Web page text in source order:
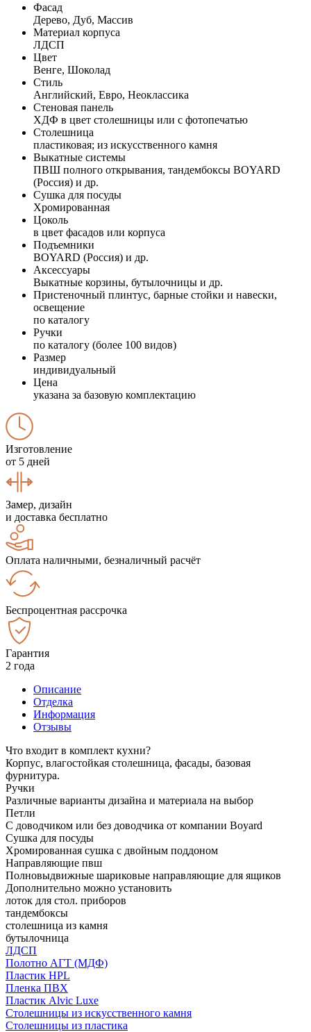
Фасад
Дерево, Дуб, Массив
Материал корпуса
ЛДСП
Цвет
Венге, Шоколад
Стиль
Английский, Евро, Неоклассика
Стеновая панель
ХДФ в цвет столешницы или с фотопечатью
Столешница
пластиковая; из искусственного камня
Выкатные системы
ПВШ полного открывания, тандембоксы BOYARD
(Россия) и др.
Сушка для посуды
Хромированная
Цоколь
в цвет фасадов или корпуса
Подъемники
BOYARD (Россия) и др.
Аксессуары
Выкатные корзины, бутылочницы и др.
Пристеночный плинтус, барные стойки и навески,
освещение
по каталогу
Ручки
по каталогу (более 100 видов)
Размер
индивидуальный
Цена
указана за базовую комплектацию
Изготовление
от 5 дней
Замер, дизайн
и доставка бесплатно
Оплата наличными, безналичный расчёт
Беспроцентная рассрочка
Гарантия
2 года
Описание
Отделка
Информация
Отзывы
Что входит в комплект кухни?
Корпус, влагостойкая столешница, фасады, базовая
фурнитура.
Ручки
Различные варианты дизайна и материала на выбор
Петли
С доводчиком или без доводчика от компании Boyard
Сушка для посуды
Хромированная сушка с двойным поддоном
Направляющие пвш
Полновыдвижные шариковые направляющие для ящиков
Дополнительно можно установить
лоток для стол. приборов
тандембоксы
столешница из камня
бутылочница
ЛДСП
Полотно АГТ (МДФ)
Пластик HPL
Пленка ПВХ
Пластик Alvic Luxe
Столешницы из искусственного камня
Столешницы из пластика